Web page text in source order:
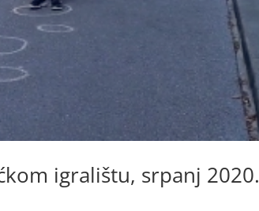
igralištu, srpanj 2020.